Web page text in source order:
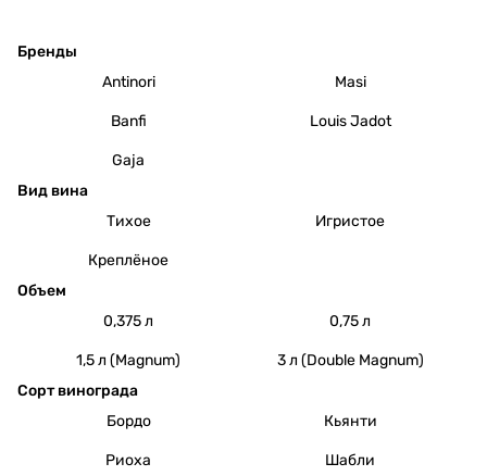
Бренды
Antinori
Masi
Banfi Louis Jadot
Gaja
Вид вина
Тихое
Игристое
Креплёное
Объем
0,375 л
0,75 л
1,5 л (Magnum)
3 л (Double Magnum)
Сорт винограда
Бордо
Кьянти
Риоха Шабли